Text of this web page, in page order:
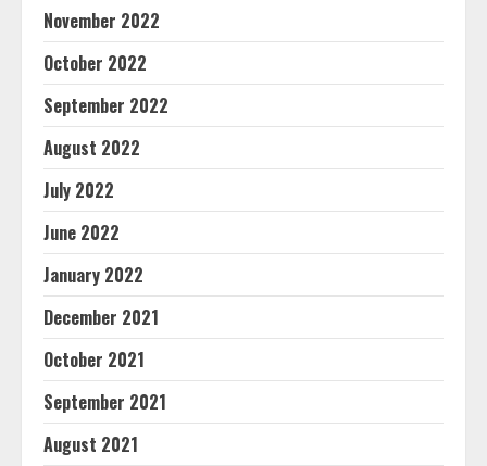
November 2022
October 2022
September 2022
August 2022
July 2022
June 2022
January 2022
December 2021
October 2021
September 2021
August 2021